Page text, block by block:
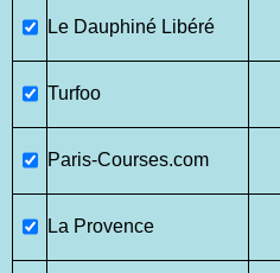
Le Dauphiné Libéré
Turfoo
Paris-Courses.com
La Provence